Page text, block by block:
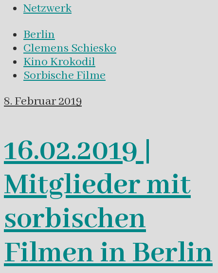
Netzwerk
Berlin
Clemens Schiesko
Kino Krokodil
Sorbische Filme
8. Februar 2019
16.02.2019 |
Mitglieder mit
sorbischen
Filmen in Berlin